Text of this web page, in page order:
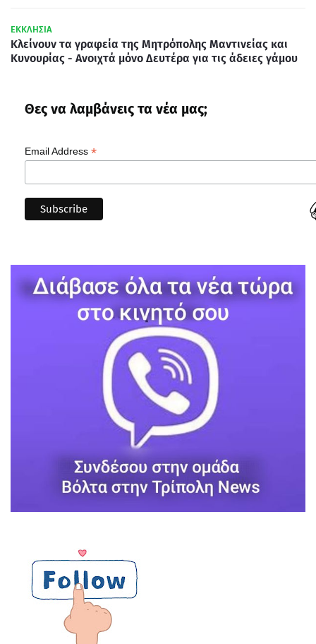
ΕΚΚΛΗΣΙΑ
Κλείνουν τα γραφεία της Μητρόπολης Μαντινείας και
Κυνουρίας - Ανοιχτά μόνο Δευτέρα για τις άδειες γάμου
Θες να λαμβάνεις τα νέα μας;
Email Address *